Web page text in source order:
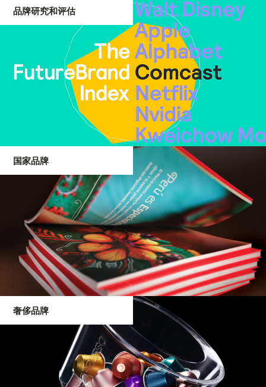
品牌研究和评估
国家品牌
奢侈品牌